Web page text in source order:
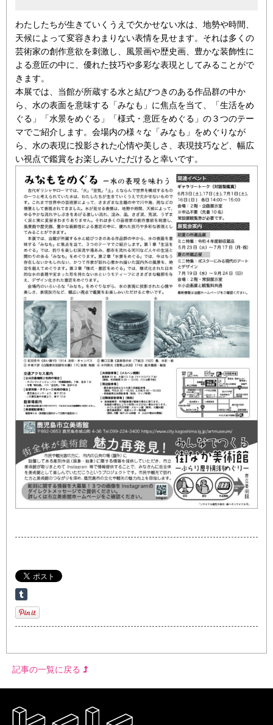
わたしたちが生きていくうえで欠かせない水は、地勢や時間、
天候によって変容きわまりない表情を見せます。それは多くの
芸術家の創作意欲を刺激し、風景画や歴史画、豊かな装飾性に
よる意匠の中に、優れた技巧や多彩な表現としてみることがで
きます。
本展では、当館が所蔵する水と結びつきのある作品群の中か
ら、水の表面を意味する「みなも」に焦点を当て、「生活をめ
ぐる」「水景をめぐる」「様式・意匠をめぐる」の３つのテー
マでご紹介します。会場内の様々な「みなも」をめぐりなが
ら、水の表現に投影された心情や美しさ、表現技巧など、幅広
い視点で鑑賞をお楽しみいただけると幸いです。
記事の一覧に戻る